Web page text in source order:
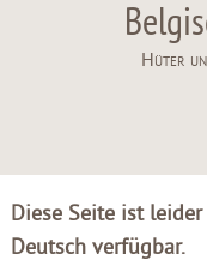
Hüter
Diese Seite ist
Deutsch verfügbar.